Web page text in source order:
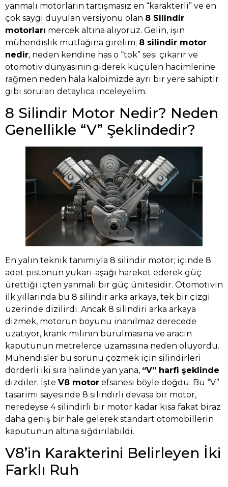
yanmalı motorların tartışmasız en “karakterli” ve en
çok saygı duyulan versiyonu olan 8 Silindir
motorları mercek altına alıyoruz. Gelin, işin
mühendislik mutfağına girelim; 8 silindir motor
nedir, neden kendine has o “tok” sesi çıkarır ve
otomotiv dünyasının giderek küçülen hacimlerine
rağmen neden hala kalbimizde ayrı bir yere sahiptir
gibi soruları detaylıca inceleyelim.
8 Silindir Motor Nedir? Neden
Genellikle “V” Şeklindedir?
En yalın teknik tanımıyla 8 silindir motor; içinde 8
adet pistonun yukarı-aşağı hareket ederek güç
ürettiği içten yanmalı bir güç ünitesidir. Otomotivin
ilk yıllarında bu 8 silindir arka arkaya, tek bir çizgi
üzerinde dizilirdi. Ancak 8 silindiri arka arkaya
dizmek, motorun boyunu inanılmaz derecede
uzatıyor, krank milinin burulmasına ve aracın
kaputunun metrelerce uzamasına neden oluyordu.
Mühendisler bu sorunu çözmek için silindirleri
dörderli iki sıra halinde yan yana, “V” harfi şeklinde
dizdiler. İşte V8 motor efsanesi böyle doğdu. Bu “V”
tasarımı sayesinde 8 silindirli devasa bir motor,
neredeyse 4 silindirli bir motor kadar kısa fakat biraz
daha geniş bir hale gelerek standart otomobillerin
kaputunun altına sığdırılabildi.
V8’in Karakterini Belirleyen İki
Farklı Ruh